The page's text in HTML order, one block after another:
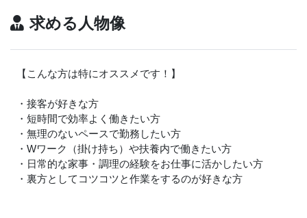
求める人物像
【こんな方は特にオススメです！】
・接客が好きな方
・短時間で効率よく働きたい方
・無理のないペースで勤務したい方
・Wワーク（掛け持ち）や扶養内で働きたい方
・日常的な家事・調理の経験をお仕事に活かしたい方
・裏方としてコツコツと作業をするのが好きな方